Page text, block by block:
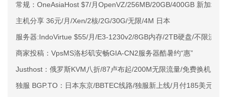
常规：OneAsiaHost $7/月OpenVZ/256MB/20GB/400GB 新加坡
主机分享 36元/月/Xen/2核/2G/30G/无限/4M 日本
服务器:IndoVirtue $55/月/E3-1230v2/8GB内存/2TB硬盘/不限流量/
商家投稿：VpsMS洛杉矶安畅GIA-CN2服务器酷暑约“惠”
Justhost：俄罗斯KVM八折/87卢布起/200M无限流量/免费换机房/
独服 BGP.TO：日本东京/BBTEC线路/独服新上线/月付185美元